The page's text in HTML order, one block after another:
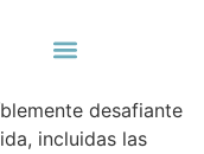
desafiante
incluidas las